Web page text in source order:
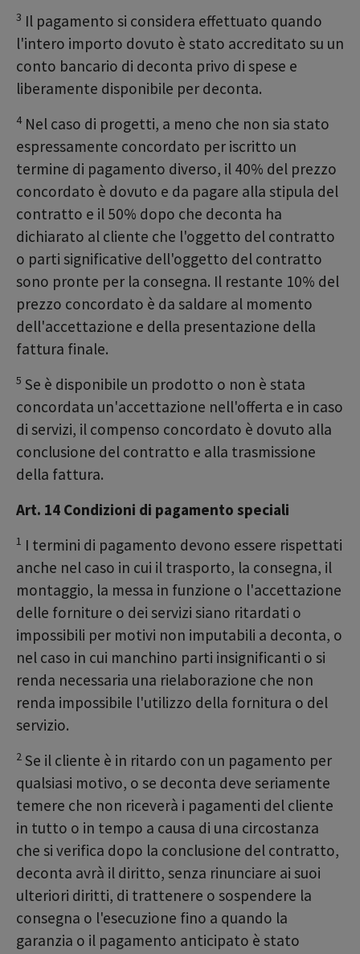
3 Il pagamento si considera effettuato quando
l'intero importo dovuto è stato accreditato su un
conto bancario di deconta privo di spese e
liberamente disponibile per deconta.
4Nel caso di progetti, a meno che non sia stato
espressamente concordato per iscritto un
termine di pagamento diverso, il 40% del prezzo
concordato è dovuto e da pagare alla stipula del
contratto e il 50% dopo che deconta ha
dichiarato al cliente che l'oggetto del contratto
o parti significative dell'oggetto del contratto
sono pronte per la consegna. Il restante 10% del
prezzo concordato è da saldare al momento
dell'accettazione e della presentazione della
fattura finale.
5 Se è disponibile un prodotto o non è stata
concordata un'accettazione nell'offerta e in caso
di servizi, il compenso concordato è dovuto alla
conclusione del contratto e alla trasmissione
della fattura.
Art. 14 Condizioni di pagamento speciali
1 I termini di pagamento devono essere rispettati
anche nel caso in cui il trasporto, la consegna, il
montaggio, la messa in funzione o l'accettazione
delle forniture o dei servizi siano ritardati o
impossibili per motivi non imputabili a deconta, o
nel caso in cui manchino parti insignificanti o si
renda necessaria una rielaborazione che non
renda impossibile l'utilizzo della fornitura o del
servizio.
2 Se il cliente è in ritardo con un pagamento per
qualsiasi motivo, o se deconta deve seriamente
temere che non riceverà i pagamenti del cliente
in tutto o in tempo a causa di una circostanza
che si verifica dopo la conclusione del contratto,
deconta avrà il diritto, senza rinunciare ai suoi
ulteriori diritti, di trattenere o sospendere la
consegna o l'esecuzione fino a quando la
garanzia o il pagamento anticipato è stato